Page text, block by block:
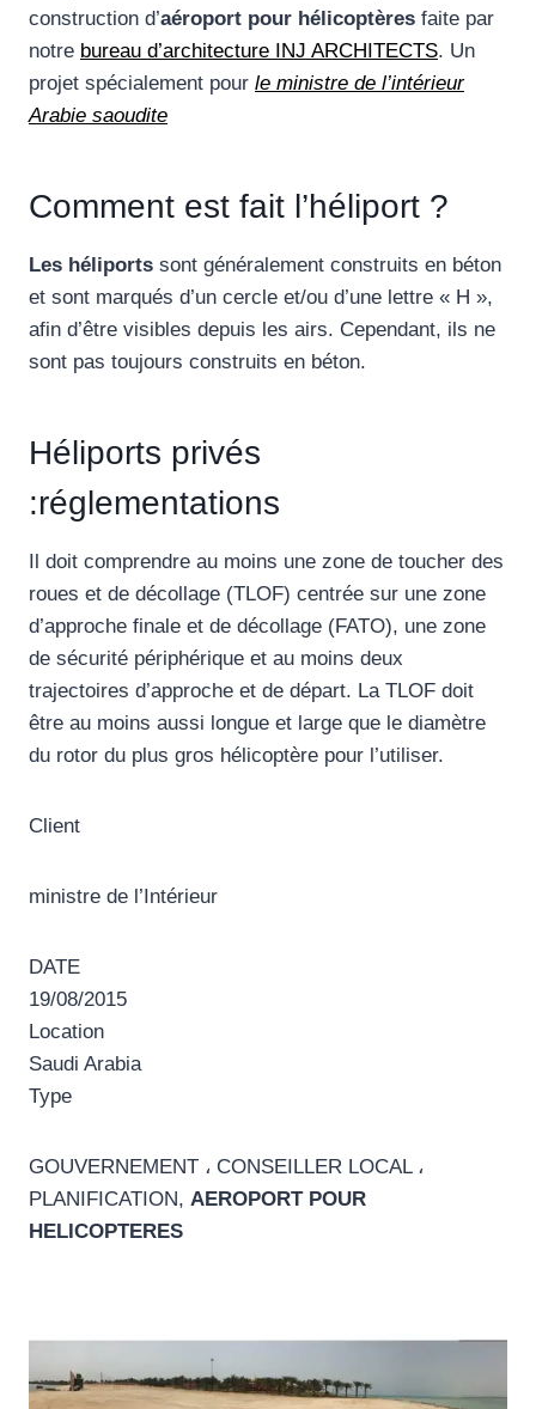
construction d’aéroport pour hélicoptères faite par
notre bureau d’architecture INJ ARCHITECTS. Un
projet spécialement pour le ministre de l’intérieur
Arabie saoudite
Comment est fait l’héliport ?
Les héliports sont généralement construits en béton
et sont marqués d’un cercle et/ou d’une lettre « H »,
afin d’être visibles depuis les airs. Cependant, ils ne
sont pas toujours construits en béton.
Héliports privés
:réglementations
Il doit comprendre au moins une zone de toucher des
roues et de décollage (TLOF) centrée sur une zone
d’approche finale et de décollage (FATO), une zone
de sécurité périphérique et au moins deux
trajectoires d’approche et de départ. La TLOF doit
être au moins aussi longue et large que le diamètre
du rotor du plus gros hélicoptère pour l’utiliser.
Client
ministre de l’Intérieur
DATE
19/08/2015
Location
Saudi Arabia
Type
GOUVERNEMENT ، CONSEILLER LOCAL ،
PLANIFICATION, AEROPORT POUR
HELICOPTERES